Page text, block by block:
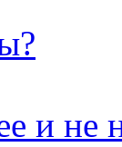
и не